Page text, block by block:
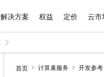
解决方案 权益 定价 云市
首页 计算巢服务 开发参考
千问AI平台
精选产品
精选解决方案
普惠上云
产品定价
了解云产品的定价详情
精选商城
成为销售伙伴
售前咨询
为什么选择阿里云